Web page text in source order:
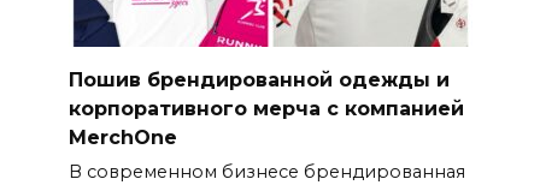
Пошив брендированной одежды и
корпоративного мерча с компанией
MerchOne
В современном бизнесе брендированная